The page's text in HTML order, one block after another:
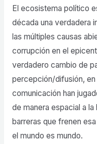
El ecosistema político
década una verdadera
las múltiples causas
corrupción en el
verdadero cambio de
percepción/difusión,
comunicación han
de manera espacial a
barreras que frenen
el mundo es mundo.